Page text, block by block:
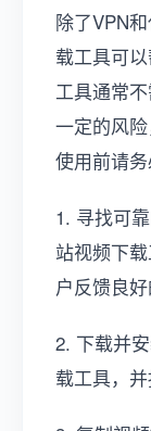
除了VPN
载工具可
工具通常
一定的风
使用前请务
1. 寻找可
站视频下
户反馈良好
2. 下载并
载工具，并